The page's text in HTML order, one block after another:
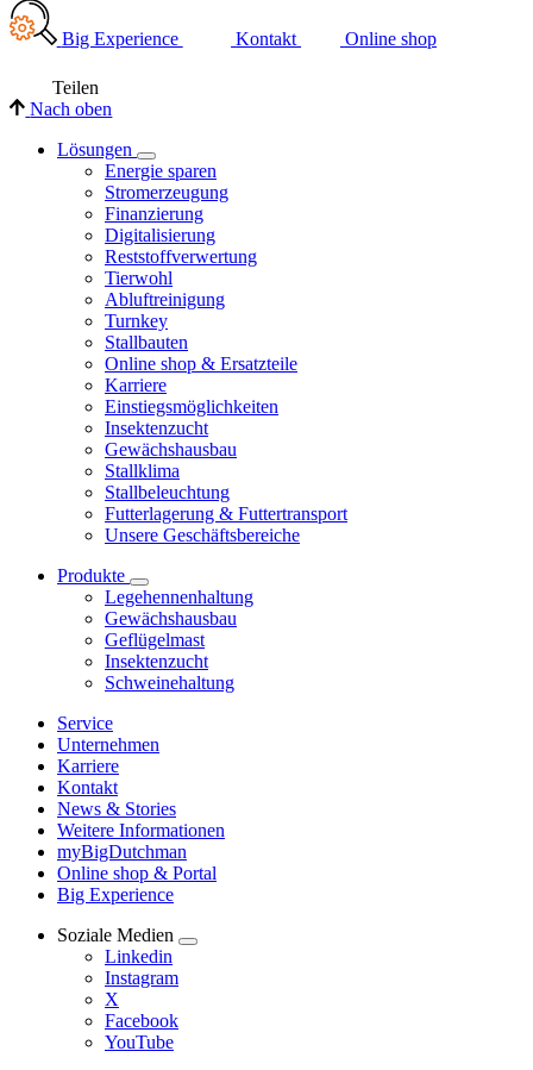
Big Experience Kontakt Online shop
Teilen
Nach oben
Lösungen
Energie sparen
Stromerzeugung
Finanzierung
Digitalisierung
Reststoffverwertung
Tierwohl
Abluftreinigung
Turnkey
Stallbauten
Online shop & Ersatzteile
Karriere
Einstiegsmöglichkeiten
Insektenzucht
Gewächshausbau
Stallklima
Stallbeleuchtung
Futterlagerung & Futtertransport
Unsere Geschäftsbereiche
Produkte
Legehennenhaltung
Gewächshausbau
Geflügelmast
Insektenzucht
Schweinehaltung
Service
Unternehmen
Karriere
Kontakt
News & Stories
Weitere Informationen
myBigDutchman
Online shop & Portal
Big Experience
Soziale Medien
Linkedin
Instagram
X
Facebook
YouTube